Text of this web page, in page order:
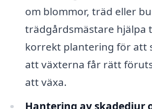
om blommor, träd eller
trädgårdsmästare hjälpa
korrekt plantering för att
att växterna får rätt
att växa.